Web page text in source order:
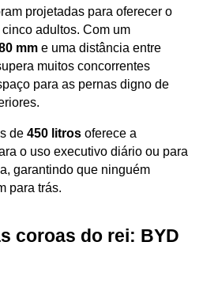
projetadas para oferecer o
adultos. Com um
mm e uma distância entre
muitos concorrentes
para as pernas digno de
de 450 litros oferece a
o uso executivo diário ou para
garantindo que ninguém
para trás.
coroas do rei: BYD